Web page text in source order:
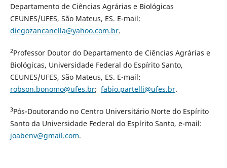
Departamento de Ciências Agrárias e Biológicas
CEUNES/UFES, São Mateus, ES. E-mail:
diegozancanella@yahoo.com.br.
2Professor Doutor do Departamento de Ciências Agrárias e
Biológicas, Universidade Federal do Espírito Santo,
CEUNES/UFES, São Mateus, ES. E-mail:
robson.bonomo@ufes.br; fabio.partelli@ufes.br.
3Pós-Doutorando no Centro Universitário Norte do Espírito
Santo da Universidade Federal do Espírito Santo, e-mail:
joabenv@gmail.com.